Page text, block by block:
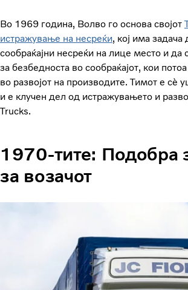
Во 1969 година, Волво го основа својот
истражување на несреќи, кој има задача
сообраќајни несреќи на лице место и да
за безбедноста во сообраќајот, кои
во развојот на производите. Тимот е сè
и е клучен дел од истражувањето и
Trucks.
1970-тите: Подобра
за возачот